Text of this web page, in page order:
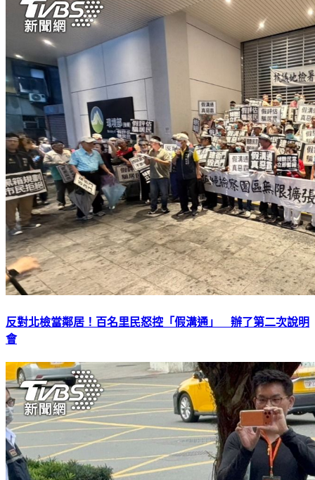
反對北檢當鄰居！百名里民怒控「假溝通」 辦了第二次說明
會